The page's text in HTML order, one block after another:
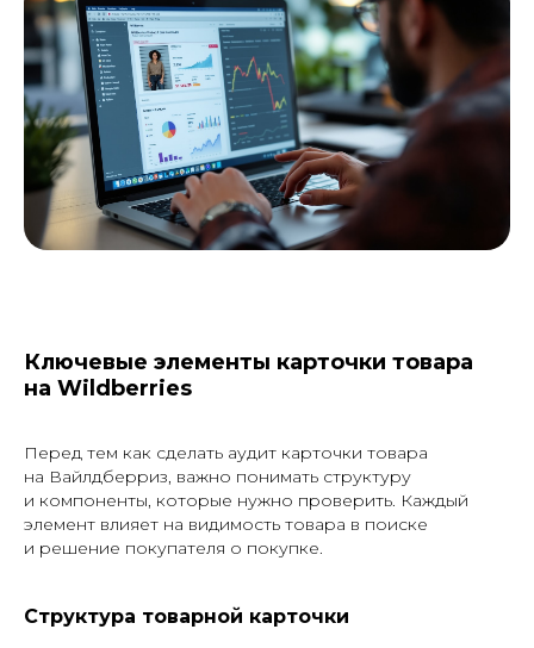
Ключевые элементы карточки товара
на Wildberries
Перед тем как сделать аудит карточки товара
на Вайлдберриз, важно понимать структуру
и компоненты, которые нужно проверить. Каждый
элемент влияет на видимость товара в поиске
и решение покупателя о покупке.
Структура товарной карточки